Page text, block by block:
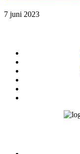
7 juni 2023